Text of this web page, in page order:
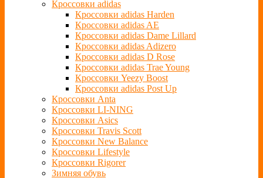
Кроссовки adidas
Кроссовки adidas Harden
Кроссовки adidas AE
Кроссовки adidas Dame Lillard
Кроссовки adidas Adizero
Кроссовки adidas D Rose
Кроссовки adidas Trae Young
Кроссовки Yeezy Boost
Кроссовки adidas Post Up
Кроссовки Anta
Кроссовки LI-NING
Кроссовки Asics
Кроссовки Travis Scott
Кроссовки New Balance
Кроссовки Lifestyle
Кроссовки Rigorer
Зимняя обувь